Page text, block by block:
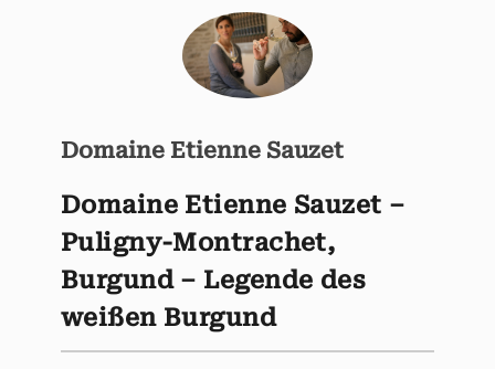
Domaine Etienne Sauzet
Domaine Etienne Sauzet –
Puligny-Montrachet,
Burgund – Legende des
weißen Burgund